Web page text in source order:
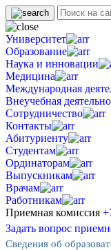
Университет
Образование
Наука и инновации
Медицина
Международная
Внеучебная
Сотрудничество
Контакты
Абитуриенту
Студентам
Ординаторам
Выпускникам
Врачам
Работникам
Приемная комиссия
Задать вопрос
Сведения об